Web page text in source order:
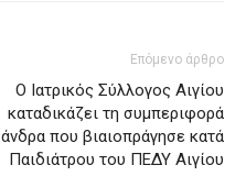
Επόμενο άρθρο
Ο Ιατρικός Σύλλογος Αιγίου
καταδικάζει τη συμπεριφορά
άνδρα που βιαιοπράγησε κατά
Παιδιάτρου του ΠΕΔΥ Αιγίου